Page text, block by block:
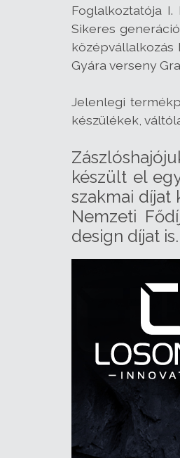
Foglalkoztatója
Sikeres
középvállalkozás
Gyára verseny
Jelenlegi
készülékek,
készült el
szakmai díjat
Nemzeti
design díjat is.